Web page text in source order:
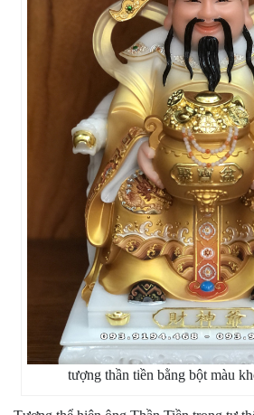
tượng thần tiền bằng bột màu